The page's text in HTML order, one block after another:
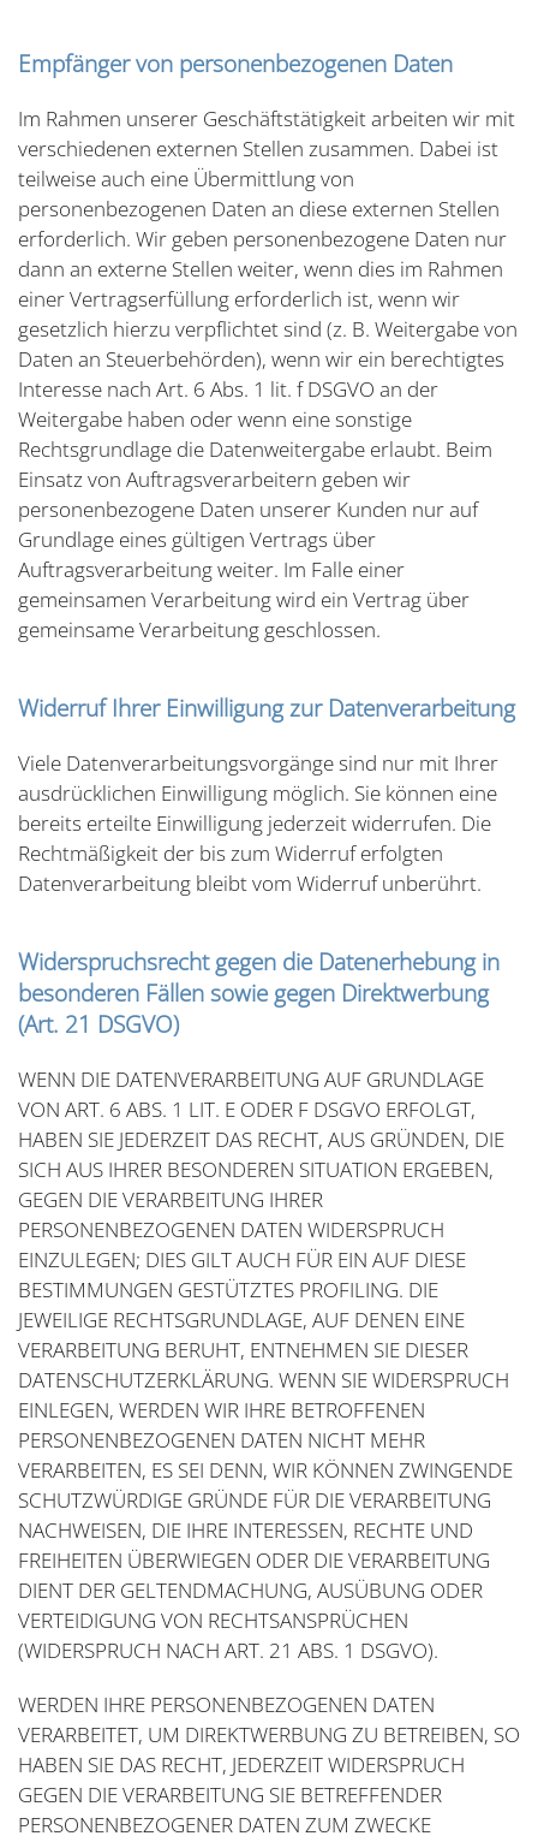
Empfänger von personenbezogenen Daten
Im Rahmen unserer Geschäftstätigkeit arbeiten wir mit
verschiedenen externen Stellen zusammen. Dabei ist
teilweise auch eine Übermittlung von
personenbezogenen Daten an diese externen Stellen
erforderlich. Wir geben personenbezogene Daten nur
dann an externe Stellen weiter, wenn dies im Rahmen
einer Vertragserfüllung erforderlich ist, wenn wir
gesetzlich hierzu verpflichtet sind (z. B. Weitergabe von
Daten an Steuerbehörden), wenn wir ein berechtigtes
Interesse nach Art. 6 Abs. 1 lit. f DSGVO an der
Weitergabe haben oder wenn eine sonstige
Rechtsgrundlage die Datenweitergabe erlaubt. Beim
Einsatz von Auftragsverarbeitern geben wir
personenbezogene Daten unserer Kunden nur auf
Grundlage eines gültigen Vertrags über
Auftragsverarbeitung weiter. Im Falle einer
gemeinsamen Verarbeitung wird ein Vertrag über
gemeinsame Verarbeitung geschlossen.
Widerruf Ihrer Einwilligung zur Datenverarbeitung
Viele Datenverarbeitungsvorgänge sind nur mit Ihrer
ausdrücklichen Einwilligung möglich. Sie können eine
bereits erteilte Einwilligung jederzeit widerrufen. Die
Rechtmäßigkeit der bis zum Widerruf erfolgten
Datenverarbeitung bleibt vom Widerruf unberührt.
Widerspruchsrecht gegen die Datenerhebung in
besonderen Fällen sowie gegen Direktwerbung
(Art. 21 DSGVO)
WENN DIE DATENVERARBEITUNG AUF GRUNDLAGE
VON ART. 6 ABS. 1 LIT. E ODER F DSGVO ERFOLGT,
HABEN SIE JEDERZEIT DAS RECHT, AUS GRÜNDEN, DIE
SICH AUS IHRER BESONDEREN SITUATION ERGEBEN,
GEGEN DIE VERARBEITUNG IHRER
PERSONENBEZOGENEN DATEN WIDERSPRUCH
EINZULEGEN; DIES GILT AUCH FÜR EIN AUF DIESE
BESTIMMUNGEN GESTÜTZTES PROFILING. DIE
JEWEILIGE RECHTSGRUNDLAGE, AUF DENEN EINE
VERARBEITUNG BERUHT, ENTNEHMEN SIE DIESER
DATENSCHUTZERKLÄRUNG. WENN SIE WIDERSPRUCH
EINLEGEN, WERDEN WIR IHRE BETROFFENEN
PERSONENBEZOGENEN DATEN NICHT MEHR
VERARBEITEN, ES SEI DENN, WIR KÖNNEN ZWINGENDE
SCHUTZWÜRDIGE GRÜNDE FÜR DIE VERARBEITUNG
NACHWEISEN, DIE IHRE INTERESSEN, RECHTE UND
FREIHEITEN ÜBERWIEGEN ODER DIE VERARBEITUNG
DIENT DER GELTENDMACHUNG, AUSÜBUNG ODER
VERTEIDIGUNG VON RECHTSANSPRÜCHEN
(WIDERSPRUCH NACH ART. 21 ABS. 1 DSGVO).
WERDEN IHRE PERSONENBEZOGENEN DATEN
VERARBEITET, UM DIREKTWERBUNG ZU BETREIBEN, SO
HABEN SIE DAS RECHT, JEDERZEIT WIDERSPRUCH
GEGEN DIE VERARBEITUNG SIE BETREFFENDER
PERSONENBEZOGENER DATEN ZUM ZWECKE